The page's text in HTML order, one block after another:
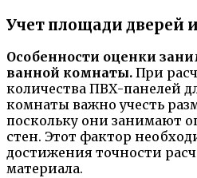
Учет площади дверей
Особенности оценки
ванной комнаты. При
количества ПВХ-панелей
комнаты важно учесть
поскольку они занимают
стен. Этот фактор
достижения точности
материала.